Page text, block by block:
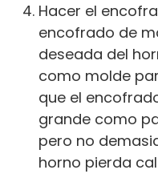
Hacer el
encofrado de
deseada del
como molde
que el
grande como
pero no
horno pierda